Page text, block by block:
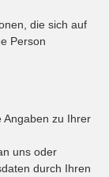
die sich auf
Person
Angaben zu Ihrer
uns oder
durch Ihren